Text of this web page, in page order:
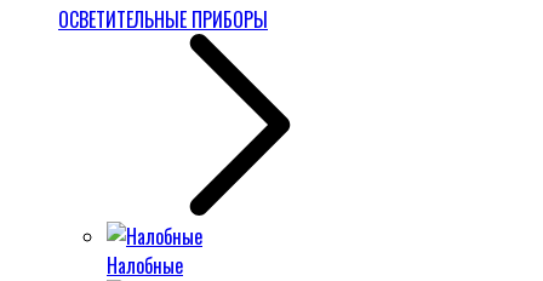
ОСВЕТИТЕЛЬНЫЕ ПРИБОРЫ
Налобные